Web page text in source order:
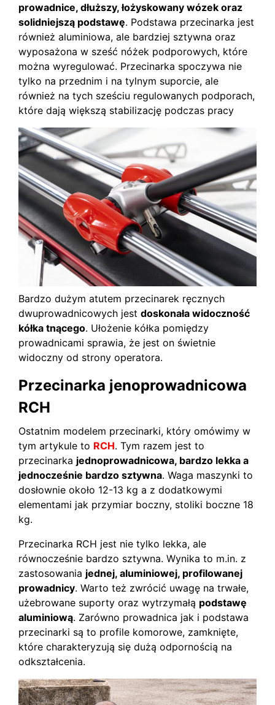
prowadnice, dłuższy, łożyskowany wózek oraz
solidniejszą podstawę. Podstawa przecinarka jest
również aluminiowa, ale bardziej sztywna oraz
wyposażona w sześć nóżek podporowych, które
można wyregulować. Przecinarka spoczywa nie
tylko na przednim i na tylnym suporcie, ale
również na tych sześciu regulowanych podporach,
które dają większą stabilizację podczas pracy
Bardzo dużym atutem przecinarek ręcznych
dwuprowadnicowych jest doskonała widoczność
kółka tnącego. Ułożenie kółka pomiędzy
prowadnicami sprawia, że jest on świetnie
widoczny od strony operatora.
Przecinarka jenoprowadnicowa
RCH
Ostatnim modelem przecinarki, który omówimy w
tym artykule to RCH. Tym razem jest to
przecinarka jednoprowadnicowa, bardzo lekka a
jednocześnie bardzo sztywna. Waga maszynki to
dosłownie około 12-13 kg a z dodatkowymi
elementami jak przymiar boczny, stoliki boczne 18
kg.
Przecinarka RCH jest nie tylko lekka, ale
równocześnie bardzo sztywna. Wynika to m.in. z
zastosowania jednej, aluminiowej, profilowanej
prowadnicy. Warto też zwrócić uwagę na trwałe,
użebrowane suporty oraz wytrzymałą podstawę
aluminiową. Zarówno prowadnica jak i podstawa
przecinarki są to profile komorowe, zamknięte,
które charakteryzują się dużą odpornością na
odkształcenia.